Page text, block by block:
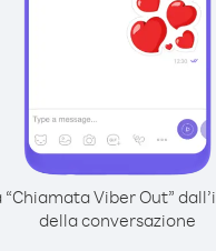
“Chiamata Viber Out”
della conversazione